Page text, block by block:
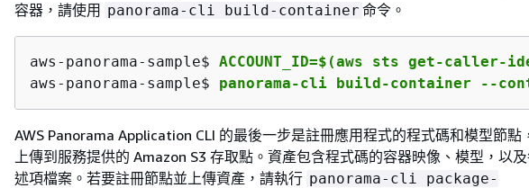
容器，請使用 panorama-cli build-container 命令。
aws-panorama-sample$ ACCOUNT_ID=$(aws sts get-
aws-panorama-sample$ panorama-cli build-container --
AWS Panorama Application CLI 的最後一步是註冊應用程式的程式碼和模型節點
上傳到服務提供的 Amazon S3 存取點。資產包含程式碼的容器映像、模型，以
述項檔案。若要註冊節點並上傳資產，請執行 panorama-cli package-